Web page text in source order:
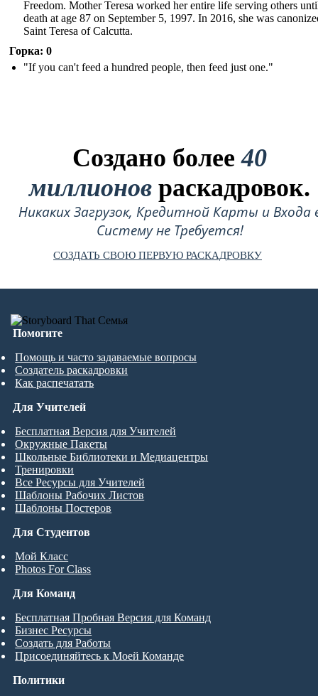
Freedom. Mother Teresa worked her entire life serving others
death at age 87 on September 5, 1997. In 2016, she was
Saint Teresa of Calcutta.
Горка: 0
"If you can't feed a hundred people, then feed just one."
Создано более40
миллионов раскадровок.
Никаких Загрузок, Кредитной Карты и Входа
Систему не Требуется!
СОЗДАТЬ СВОЮ ПЕРВУЮ РАСКАДРОВКУ
Помогите
Помощь и часто задаваемые вопросы
Создатель раскадровки
Как распечатать
Для Студентов
Мой Класс
Photos For Class
Для Учителей
Бесплатная Версия для Учителей
Окружные Пакеты
Школьные Библиотеки и Медиацентры
Тренировки
Все Ресурсы для Учителей
Шаблоны Рабочих Листов
Шаблоны Постеров
Для Команд
Бесплатная Пробная Версия для Команд
Бизнес Ресурсы
Создать для Работы
Присоединяйтесь к Моей Команде
Политики